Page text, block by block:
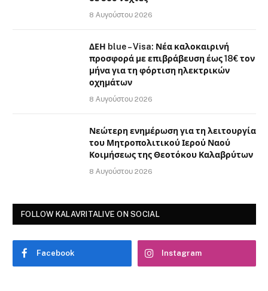
8 Αυγούστου 2026
ΔΕΗ blue – Visa: Νέα καλοκαιρινή
προσφορά με επιβράβευση έως 18€ τον
μήνα για τη φόρτιση ηλεκτρικών
οχημάτων
8 Αυγούστου 2026
Νεώτερη ενημέρωση για τη λειτουργία
του Μητροπολιτικού Ιερού Ναού
Κοιμήσεως της Θεοτόκου Καλαβρύτων
8 Αυγούστου 2026
FOLLOW KALAVRITALIVE ON SOCIAL
Facebook Instagram